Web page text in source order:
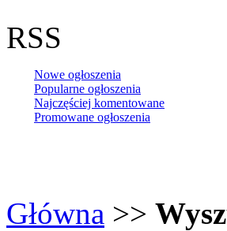
RSS
Nowe ogłoszenia
Popularne ogłoszenia
Najczęściej komentowane
Promowane ogłoszenia
Główna >>